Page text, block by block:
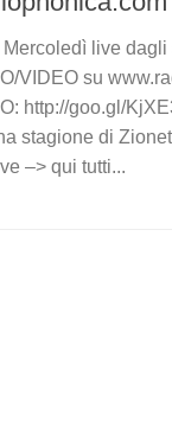
Mercoledì live
VIDEO su
http://goo.gl/
stagione di
–> qui tutti...